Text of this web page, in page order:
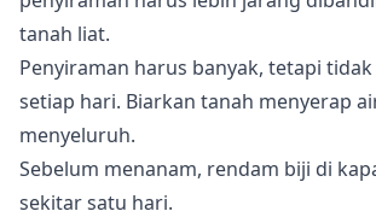
tanah liat.
Penyiraman harus banyak, tetapi
setiap hari. Biarkan tanah menyerap
menyeluruh.
Sebelum menanam, rendam biji di
sekitar satu hari.